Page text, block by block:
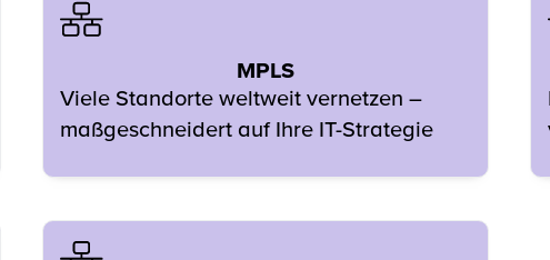
MPLS
Viele Standorte weltweit vernetzen –
maßgeschneidert auf Ihre IT-Strategie